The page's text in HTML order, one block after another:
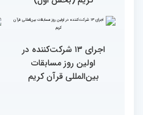
گزارش تصویری آیین
افتتاحیه چهلمین دوره
مسابقات بین المللی قرآن
کریم (بخش سوم)